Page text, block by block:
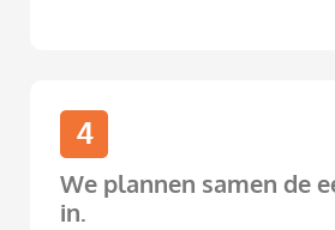
4
We plannen samen de
in.